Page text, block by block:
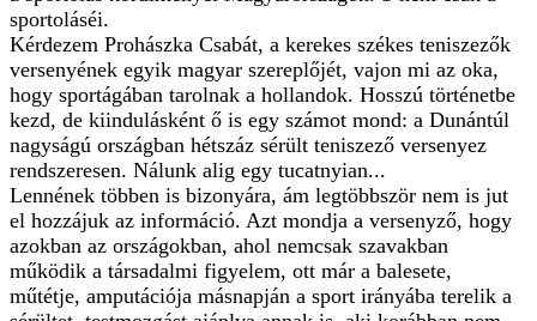
sportoláséi.
Kérdezem Prohászka Csabát, a kerekes székes teniszezők
versenyének egyik magyar szereplőjét, vajon mi az oka,
hogy sportágában tarolnak a hollandok. Hosszú történetbe
kezd, de kiindulásként ő is egy számot mond: a Dunántúl
nagyságú országban hétszáz sérült teniszező versenyez
rendszeresen. Nálunk alig egy tucatnyian...
Lennének többen is bizonyára, ám legtöbbször nem is jut
el hozzájuk az információ. Azt mondja a versenyző, hogy
azokban az országokban, ahol nemcsak szavakban
működik a társadalmi figyelem, ott már a balesete,
műtétje, amputációja másnapján a sport irányába terelik a